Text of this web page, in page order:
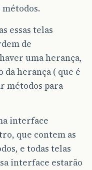
métodos.
essas telas
de
uma herança,
da herança ( que é
métodos para
interface
que contem as
e todas telas
interface estarão